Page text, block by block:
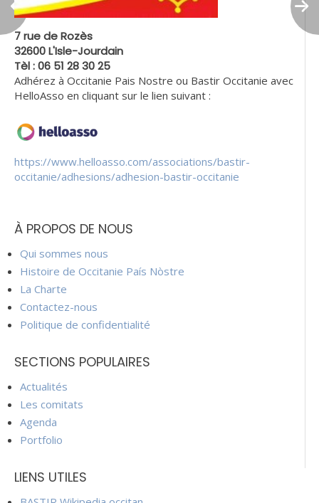
7 rue de Rozès
32600 L'Isle-Jourdain
Tèl : 06 51 28 30 25
Adhérez à Occitanie Pais Nostre ou Bastir Occitanie avec
HelloAsso en cliquant sur le lien suivant :
https://www.helloasso.com/associations/bastir-
occitanie/adhesions/adhesion-bastir-occitanie
À PROPOS DE NOUS
Qui sommes nous
Histoire de Occitanie País Nòstre
La Charte
Contactez-nous
Politique de confidentialité
SECTIONS POPULAIRES
Actualités
Les comitats
Agenda
Portfolio
LIENS UTILES